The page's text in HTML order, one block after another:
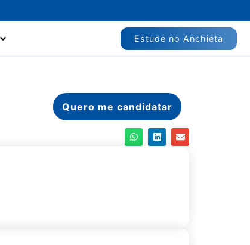
Estude no Anchieta
Quero me candidatar